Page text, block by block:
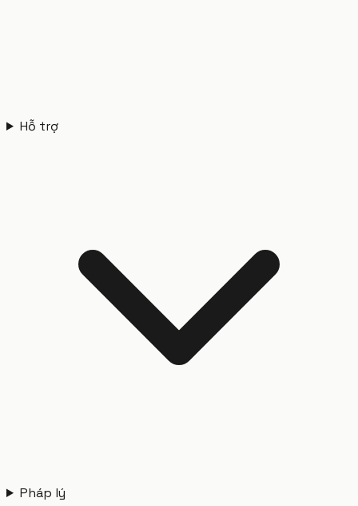
Hỗ trợ
Pháp lý